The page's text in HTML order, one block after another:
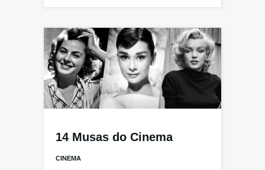
14 Musas do Cinema
CINEMA